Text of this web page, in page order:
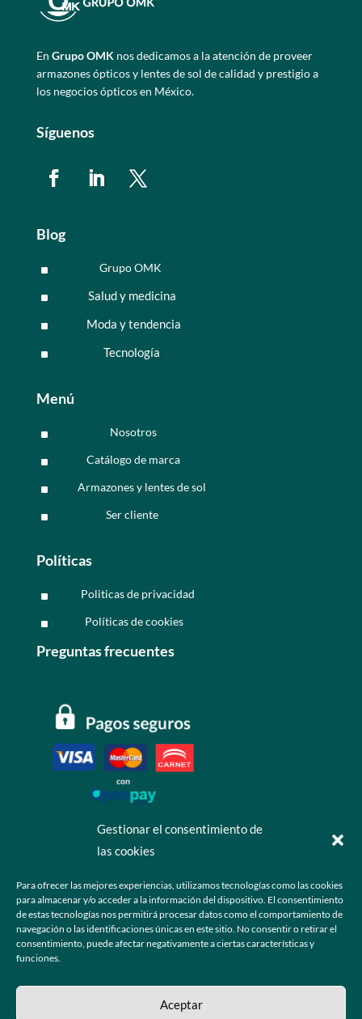
Gestionar el consentimiento de
las cookies
Para ofrecer las mejores experiencias, utilizamos tecnologías como las cookies
para almacenar y/o acceder a la información del dispositivo. El consentimiento
de estas tecnologías nos permitirá procesar datos como el comportamiento de
navegación o las identificaciones únicas en este sitio. No consentir o retirar el
consentimiento, puede afectar negativamente a ciertas características y
funciones.
Aceptar
En Grupo OMKnos dedicamos a la atención de proveer
armazones ópticos y lentes de sol de calidad y prestigio a
los negocios ópticos en México.
Síguenos
Blog
^ Grupo OMK
^ Salud y medicina
^ Moda y tendencia
^ Tecnología
Menú
^ Nosotros
^ Catálogo de marca
^ Armazones y lentes de sol
^ Ser cliente
Políticas
^ Politicas de privacidad
^ Políticas de cookies
Preguntas frecuentes
 +52 55 6173 7725 (Ventas)
 hola@grupo-omk.com
© 2025 Grupo OMK – Todos los derechos reservados